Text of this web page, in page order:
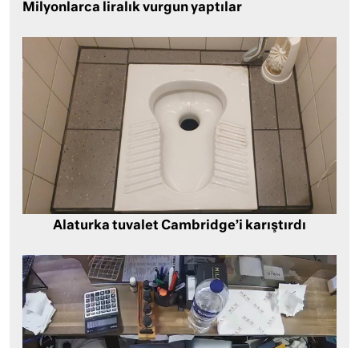
Milyonlarca liralık vurgun yaptılar
Alaturka tuvalet Cambridge’i karıştırdı